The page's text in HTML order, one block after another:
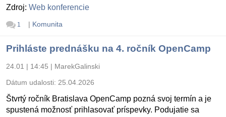
Zdroj: Web konferencie
1 | Komunita
Prihláste prednášku na 4. ročník OpenCamp
24.01 | 14:45 | MarekGalinski
Dátum udalosti: 25.04.2026
Štvrtý ročník Bratislava OpenCamp pozná svoj termín a je
spustená možnosť prihlasovať príspevky. Podujatie sa